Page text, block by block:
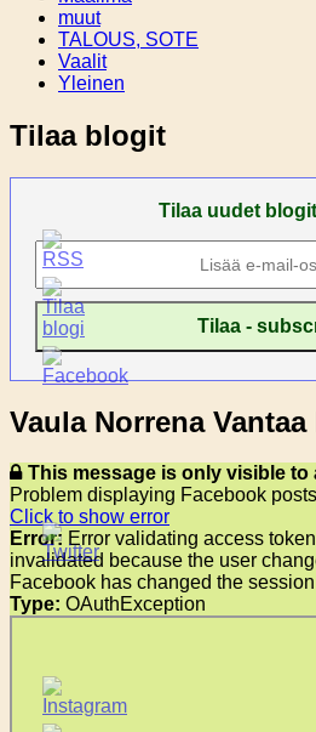
muut
TALOUS, SOTE
Vaalit
Yleinen
Tilaa blogit
Tilaa uudet
Vaula Norrena
This message is only visible to
Problem displaying Facebook
Click to show error
Error: Error validating access
invalidated because the user
Facebook has changed the
Type: OAuthException